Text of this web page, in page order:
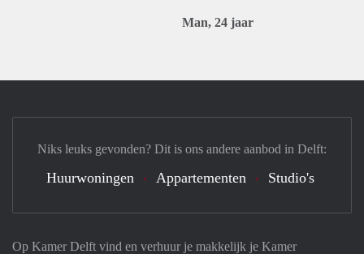
Man, 24 jaar
Op Kamer Delft vind en verhuur je makkelijk je Kamer
Niks leuks gevonden? Dit is ons andere aanbod in Delft:
Huurwoningen Appartementen Studio's